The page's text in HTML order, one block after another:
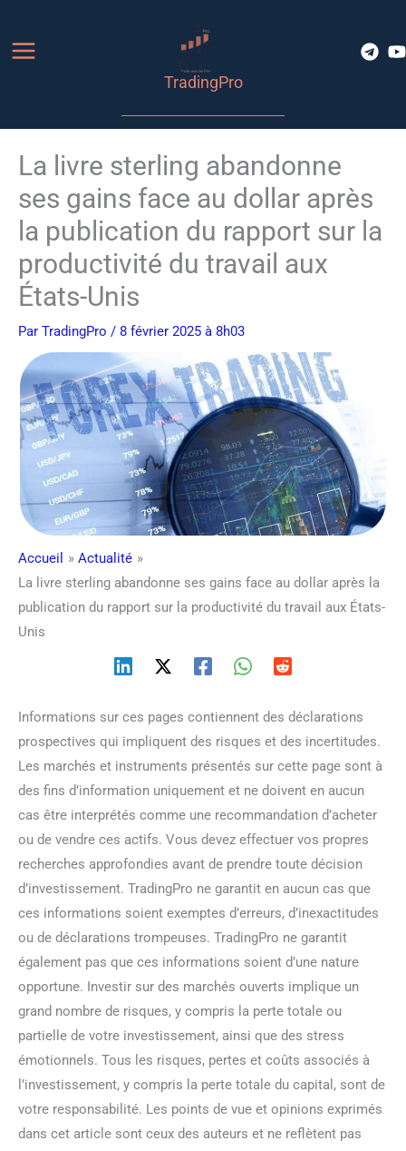
contenu
TradingPro
La livre sterling abandonne
ses gains face au dollar après
la publication du rapport sur la
productivité du travail aux
États-Unis
Par TradingPro / 8 février 2025 à 8h03
Accueil
Actualité
La livre sterling abandonne ses gains face au dollar après la
publication du rapport sur la productivité du travail aux États-
Unis
Informations sur ces pages contiennent des déclarations
prospectives qui impliquent des risques et des incertitudes.
Les marchés et instruments présentés sur cette page sont à
des fins d’information uniquement et ne doivent en aucun
cas être interprétés comme une recommandation d’acheter
ou de vendre ces actifs. Vous devez effectuer vos propres
recherches approfondies avant de prendre toute décision
d’investissement. TradingPro ne garantit en aucun cas que
ces informations soient exemptes d’erreurs, d’inexactitudes
ou de déclarations trompeuses. TradingPro ne garantit
également pas que ces informations soient d’une nature
opportune. Investir sur des marchés ouverts implique un
grand nombre de risques, y compris la perte totale ou
partielle de votre investissement, ainsi que des stress
émotionnels. Tous les risques, pertes et coûts associés à
l’investissement, y compris la perte totale du capital, sont de
votre responsabilité. Les points de vue et opinions exprimés
dans cet article sont ceux des auteurs et ne reflètent pas